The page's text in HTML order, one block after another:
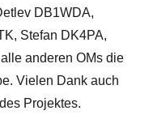
DB1WDA,
Stefan DK4PA,
anderen OMs die
Vielen Dank auch
Projektes.